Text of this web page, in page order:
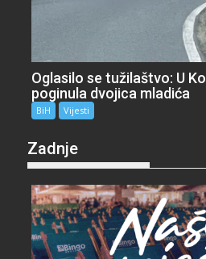
Oglasilo se tužilaštvo: U
poginula dvojica mladića
BiH Vijesti
Zadnje